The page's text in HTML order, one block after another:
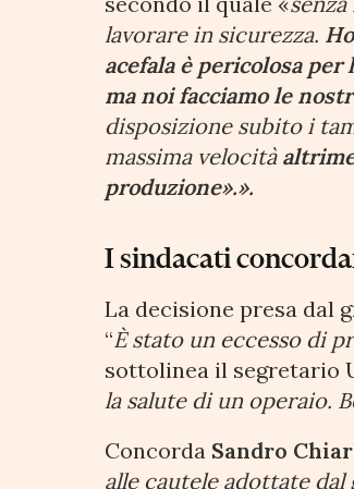
lavorare in sicurezza.
acefala è pericolosa
ma noi facciamo le
disposizione subito i
massima velocità
produzione».».
I sindacati
La decisione presa dal
“È stato un eccesso di
sottolinea il segretario
la salute di un operaio.
Concorda Sandro
alle cautele adottate dal